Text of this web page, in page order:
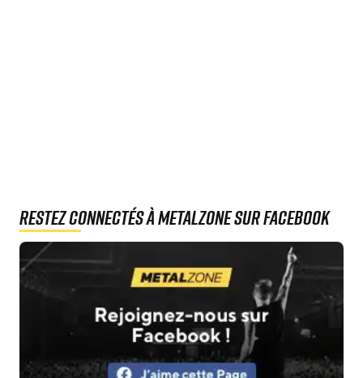
Restez connectés à MetalZone sur Facebook